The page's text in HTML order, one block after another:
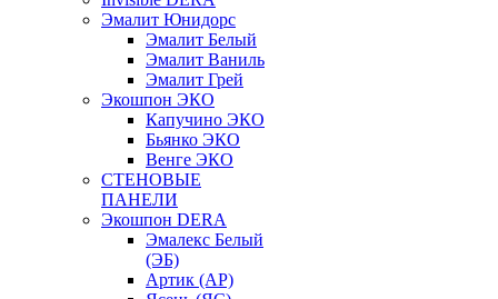
Эмалит Юнидорс
Эмалит Белый
Эмалит Ваниль
Эмалит Грей
Экошпон ЭКО
Капучино ЭКО
Бьянко ЭКО
Венге ЭКО
СТЕНОВЫЕ
ПАНЕЛИ
Экошпон DERA
Эмалекс Белый
(ЭБ)
Артик (АР)